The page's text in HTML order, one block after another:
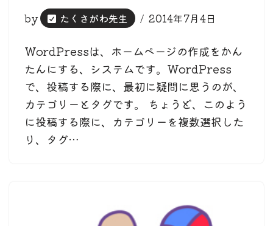
by たくさがわ先生 2014年7月4日
WordPressは、ホームページの作成をかん
たんにする、システムです。WordPress
で、投稿する際に、最初に疑問に思うのが、
カテゴリーとタグです。 ちょうど、このよう
に投稿する際に、カテゴリーを複数選択した
り、タグ…